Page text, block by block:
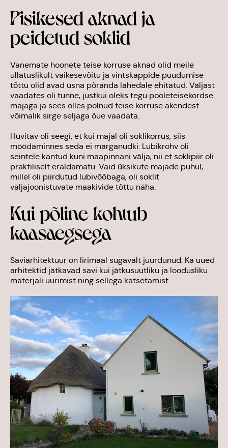
Pisikesed aknad ja
peidetud soklid
Vanemate hoonete teise korruse aknad olid meile
üllatuslikult väikesevõitu ja vintskappide puudumise
tõttu olid avad üsna põranda lähedale ehitatud. Väljast
vaadates oli tunne, justkui oleks tegu pooleteisekordse
majaga ja sees olles polnud teise korruse akendest
võimalik sirge seljaga õue vaadata.
Huvitav oli seegi, et kui majal oli soklikorrus, siis
möödaminnes seda ei märganudki. Lubikrohv oli
seintele kantud kuni maapinnani välja, nii et soklipiir oli
praktiliselt eraldamatu. Vaid üksikute majade puhul,
millel oli piirdutud lubivõõbaga, oli soklit
väljajoonistuvate maakivide tõttu näha.
Kui põline kohtub
kaasaegsega
Saviarhitektuur on Iirimaal sügavalt juurdunud. Ka uued
arhitektid jätkavad savi kui jätkusuutliku ja loodusliku
materjali uurimist ning sellega katsetamist.